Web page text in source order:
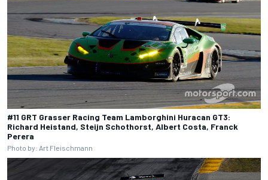
#11 GRT Grasser Racing Team Lamborghini Huracan GT3:
Richard Heistand, Steijn Schothorst, Albert Costa, Franck
Perera
Photo by: Art Fleischmann